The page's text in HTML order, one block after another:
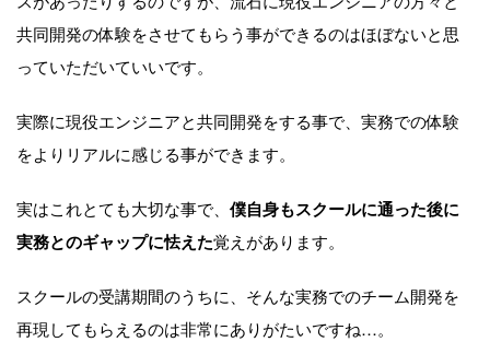
共同開発の体験をさせてもらう事ができるのはほぼないと思
っていただいていいです。
実際に現役エンジニアと共同開発をする事で、実務での体験
をよりリアルに感じる事ができます。
実はこれとても大切な事で、 僕自身もスクールに通った後に
実務とのギャップに怯えた覚えがあります。
スクールの受講期間のうちに、そんな実務でのチーム開発を
再現してもらえるのは非常にありがたいですね…。